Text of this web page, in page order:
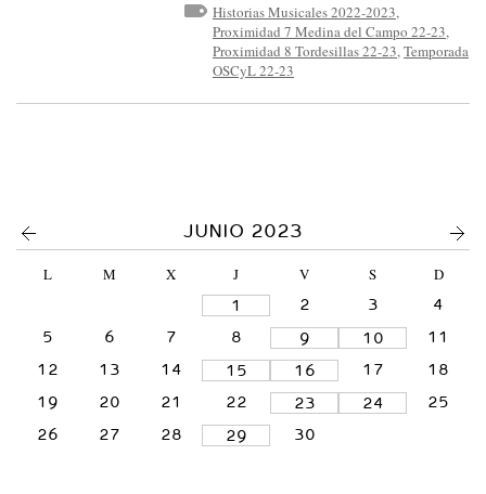
D
S
T
Historias Musicales 2022-2023,
Proximidad 7 Medina del Campo 22-23,
Proximidad 8 Tordesillas 22-23,Temporada
OSCyL 22-23
JUNIO 2023
L M X J V S
D
1
2 3
4
5
6 7 8 9 10
11
12
13 14 15 16 17
18
19
20 21 22 23 24
25
26
27 28 29 30